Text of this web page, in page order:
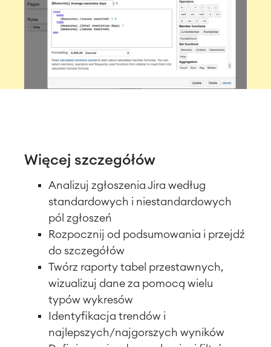
Więcej szczegółów
Analizuj zgłoszenia Jira według
standardowych i niestandardowych
pól zgłoszeń
Rozpocznij od podsumowania i przejdź
do szczegółów
Twórz raporty tabel przestawnych,
wizualizuj dane za pomocą wielu
typów wykresów
Identyfikacja trendów i
najlepszych/najgorszych wyników